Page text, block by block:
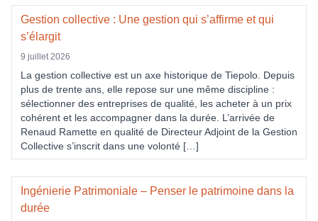
Gestion collective : Une gestion qui s’affirme et qui
s’élargit
9 juillet 2026
La gestion collective est un axe historique de Tiepolo. Depuis
plus de trente ans, elle repose sur une même discipline :
sélectionner des entreprises de qualité, les acheter à un prix
cohérent et les accompagner dans la durée. L’arrivée de
Renaud Ramette en qualité de Directeur Adjoint de la Gestion
Collective s’inscrit dans une volonté […]
Ingénierie Patrimoniale – Penser le patrimoine dans la
durée